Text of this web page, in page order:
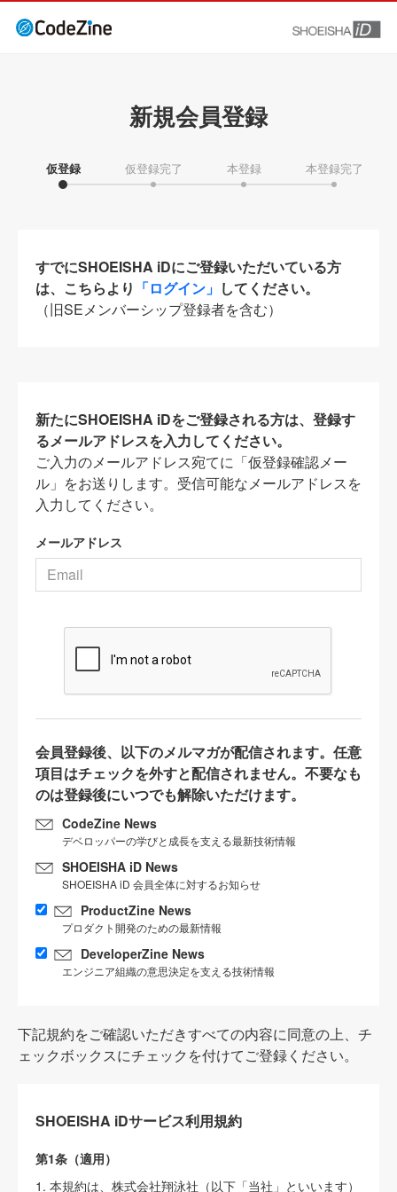
新規会員登録
仮登録 仮登録完了 本登録 本登録完了
すでにSHOEISHA iDにご登録いただいている方
は、こちらより 「ログイン」 してください。
（旧SEメンバーシップ登録者を含む）
新たにSHOEISHA iDをご登録される方は、登録す
るメールアドレスを入力してください。
ご入力のメールアドレス宛てに「仮登録確認メー
ル」をお送りします。受信可能なメールアドレスを
入力してください。
メールアドレス
会員登録後、以下のメルマガが配信されます。任意
項目はチェックを外すと配信されません。不要なも
のは登録後にいつでも解除いただけます。
CodeZine News
デベロッパーの学びと成長を支える最新技術情報
SHOEISHA iD News
SHOEISHA iD 会員全体に対するお知らせ
ProductZine News
プロダクト開発のための最新情報
DeveloperZine News
エンジニア組織の意思決定を支える技術情報
下記規約をご確認いただきすべての内容に同意の上、チ
ェックボックスにチェックを付けてご登録ください。
SHOEISHA iDサービス利用規約
第1条（適用）
1. 本規約は、株式会社翔泳社（以下「当社」といいます）